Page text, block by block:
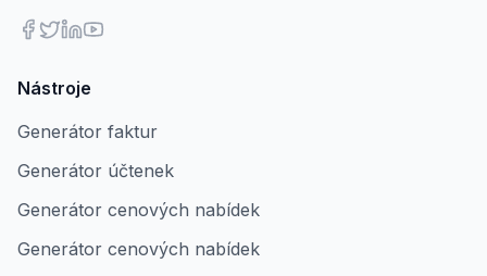
Nástroje
Generátor faktur
Generátor účtenek
Generátor cenových nabídek
Generátor cenových nabídek